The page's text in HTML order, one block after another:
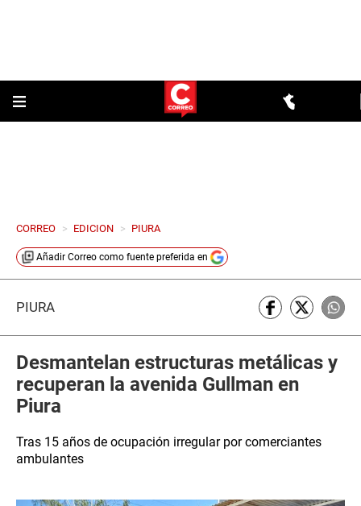
CORREO > EDICION > PIURA
Añadir Correo como fuente preferida en
PIURA
Desmantelan estructuras metálicas y
recuperan la avenida Gullman en
Piura
Tras 15 años de ocupación irregular por comerciantes
ambulantes